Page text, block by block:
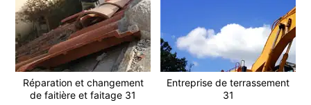
Réparation et changement
de faitière et faitage 31
Entreprise de terrassement
31